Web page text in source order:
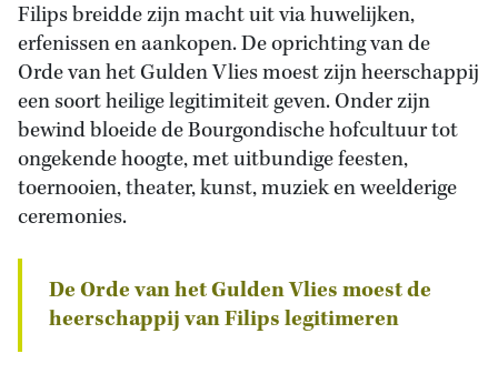
Filips breidde zijn macht uit via huwelijken,
erfenissen en aankopen. De oprichting van de
Orde van het Gulden Vlies moest zijn heerschappij
een soort heilige legitimiteit geven. Onder zijn
bewind bloeide de Bourgondische hofcultuur tot
ongekende hoogte, met uitbundige feesten,
toernooien, theater, kunst, muziek en weelderige
ceremonies.
De Orde van het Gulden Vlies moest de
heerschappij van Filips legitimeren